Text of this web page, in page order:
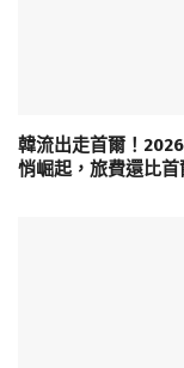
韓流出走首爾！
悄崛起，旅費還比首